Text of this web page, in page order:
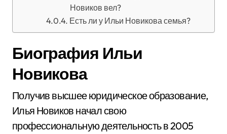
Новиков вел?
Есть ли у Ильи Новикова семья?
Биография Ильи
Новикова
Получив высшее юридическое образование,
Илья Новиков начал свою
профессиональную деятельность в 2005